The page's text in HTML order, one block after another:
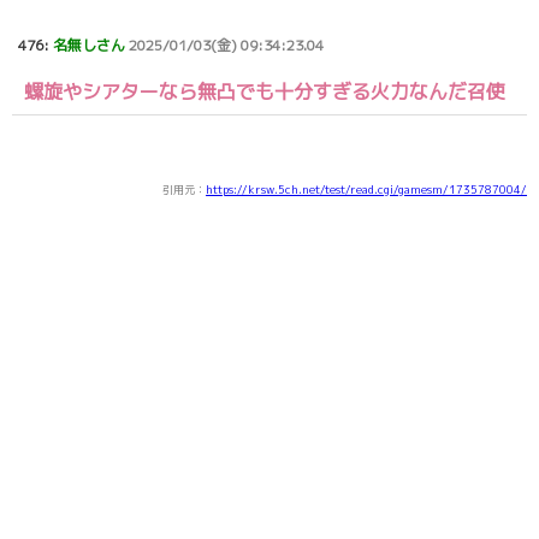
476: 名無しさん2025/01/03(金) 09:34:23.04
螺旋やシアターなら無凸でも十分すぎる火力なんだ召使
引用元： https://krsw.5ch.net/test/read.cgi/gamesm/1735787004/